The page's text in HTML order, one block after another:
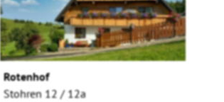
Rotenhof
Stohren 12 / 12a